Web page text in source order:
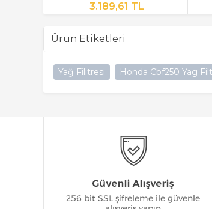
3.189,61 TL
Ürün Etiketleri
Yağ Filitresi Honda Cbf250 Yag